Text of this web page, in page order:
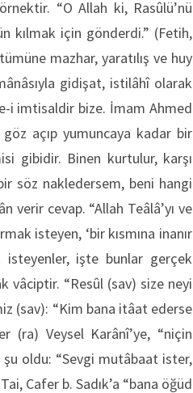
“O Allah ki, Rasûlü’nü
kılmak için gönderdi.” (Fetih,
mazhar, yaratılış ve huy
gidişat, istilâhî olarak
i imtisaldir bize. İmam Ahmed
açıp yumuncaya kadar bir
gibidir. Binen kurtulur, karşı
söz nakledersem, beni hangi
verir cevap. “Allah Teâlâ’yı ve
isteyen, ‘bir kısmına inanır
isteyenler, işte bunlar gerçek
vâciptir. “Resûl (sav) size neyi
(sav): “Kim bana itâat ederse
(ra) Veysel Karânî’ye, “niçin
şu oldu: “Sevgi mutâbaat ister,
Cafer b. Sadık’a “bana öğüd